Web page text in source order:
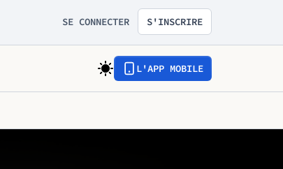
SE CONNECTER S'INSCRIRE
L'APP MOBILE